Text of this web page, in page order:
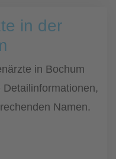
in der
in Bochum
Namen.